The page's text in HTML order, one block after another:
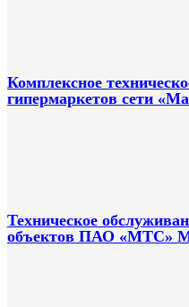
Комплексное
гипермаркетов сети
Техническое
объектов ПАО «МТС»